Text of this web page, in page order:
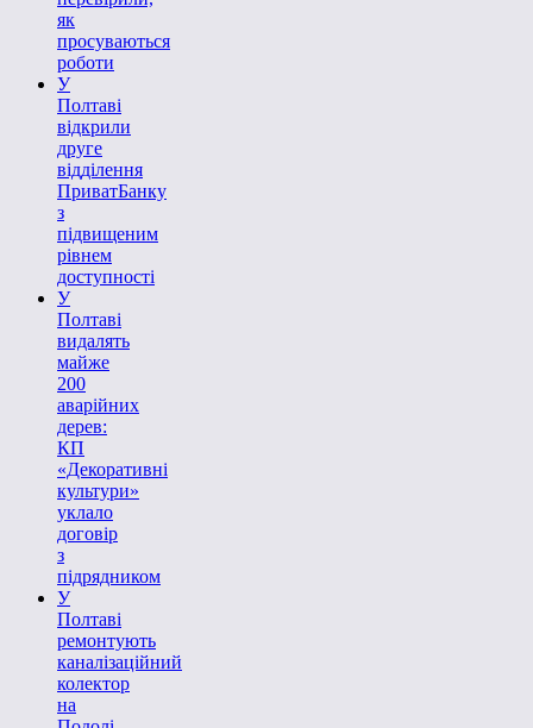
як
просуваються
роботи
У
Полтаві
відкрили
друге
відділення
ПриватБанку
з
підвищеним
рівнем
доступності
У
Полтаві
видалять
майже
200
аварійних
дерев:
КП
«Декоративні
культури»
уклало
договір
з
підрядником
У
Полтаві
ремонтують
каналізаційний
колектор
на